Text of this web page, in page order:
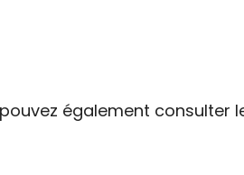
également consulter